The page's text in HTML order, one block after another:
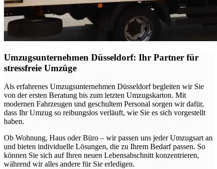
Umzugsunternehmen Düsseldorf: Ihr Partner für
stressfreie Umzüge
Als erfahrenes Umzugsunternehmen Düsseldorf begleiten wir Sie
von der ersten Beratung bis zum letzten Umzugskarton. Mit
modernen Fahrzeugen und geschultem Personal sorgen wir dafür,
dass Ihr Umzug so reibungslos verläuft, wie Sie es sich vorgestellt
haben.
Ob Wohnung, Haus oder Büro – wir passen uns jeder Umzugsart an
und bieten individuelle Lösungen, die zu Ihrem Bedarf passen. So
können Sie sich auf Ihren neuen Lebensabschnitt konzentrieren,
während wir alles andere für Sie erledigen.